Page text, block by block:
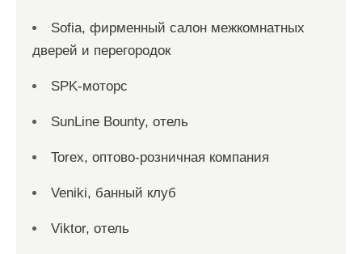
Sofia, фирменный салон межкомнатных
дверей и перегородок
SPK-моторс
SunLine Bounty, отель
Torex, оптово-розничная компания
Veniki, банный клуб
Viktor, отель